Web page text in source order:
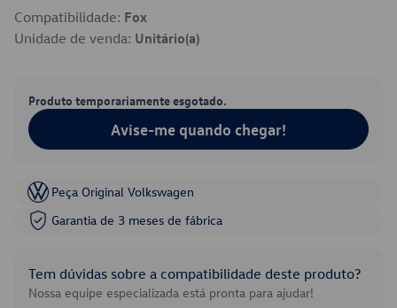
Compatibilidade: Fox
Unidade de venda: Unitário(a)
Produto temporariamente esgotado.
Avise-me quando chegar!
Peça Original Volkswagen
Garantia de 3 meses de fábrica
Tem dúvidas sobre a compatibilidade deste produto?
Nossa equipe especializada está pronta para ajudar!